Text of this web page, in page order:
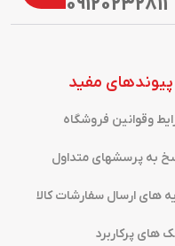
پیوندهای مفید
وقوانین فروشگاه
به پرسشهای متداول
های ارسال سفارشات کالا
های پرکاربرد